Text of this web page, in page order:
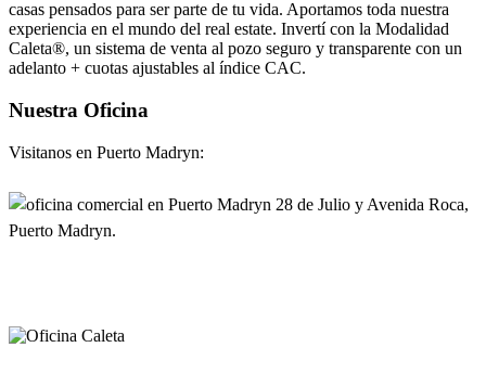
casas pensados para ser parte de tu vida. Aportamos toda nuestra
experiencia en el mundo del real estate. Invertí con la Modalidad
Caleta®, un sistema de venta al pozo seguro y transparente con un
adelanto + cuotas ajustables al índice CAC.
Nuestra Oficina
Visitanos en Puerto Madryn:
28 de Julio y Avenida Roca,
Puerto Madryn.